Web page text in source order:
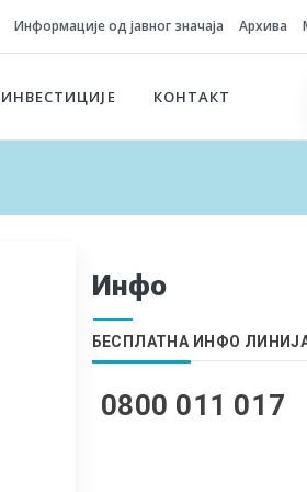
Информације од јавног значаја Архива
КОНТАКТ
Инфо
БЕСПЛАТНА ИНФО
0800 011 017